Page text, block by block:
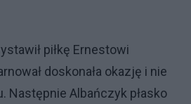
piłkę Ernestowi
doskonała okazję i nie
Następnie Albańczyk płasko